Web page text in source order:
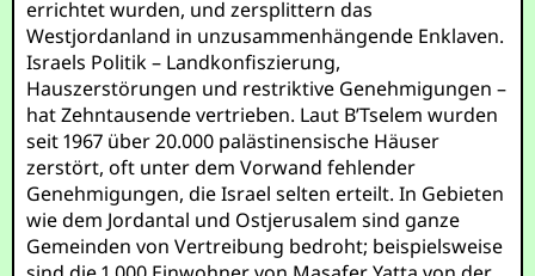
errichtet wurden, und zersplittern das
Westjordanland in unzusammenhängende Enklaven.
Israels Politik – Landkonfiszierung,
Hauszerstörungen und restriktive Genehmigungen –
hat Zehntausende vertrieben. Laut B’Tselem wurden
seit 1967 über 20.000 palästinensische Häuser
zerstört, oft unter dem Vorwand fehlender
Genehmigungen, die Israel selten erteilt. In Gebieten
wie dem Jordantal und Ostjerusalem sind ganze
Gemeinden von Vertreibung bedroht; beispielsweise